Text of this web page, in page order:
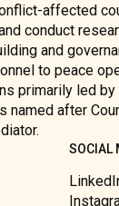
affected
conduct
and
to peace
primarily led by
named after
SOCIAL